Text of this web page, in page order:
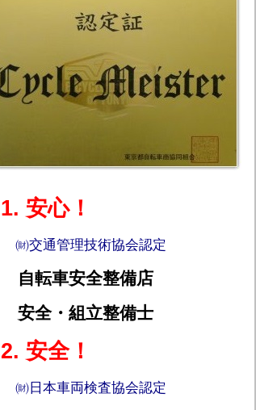
1. 安心！
㈶交通管理技術協会認定
自転車安全整備店
安全・組立整備士
2. 安全！
㈶日本車両検査協会認定